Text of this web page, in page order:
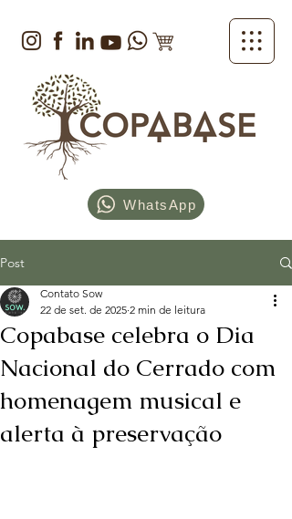
WhatsApp
Post
Copabase celebra o Dia
Nacional do Cerrado com
homenagem musical e
alerta à preservação
Contato Sow
22 de set. de 2025 2 min de leitura